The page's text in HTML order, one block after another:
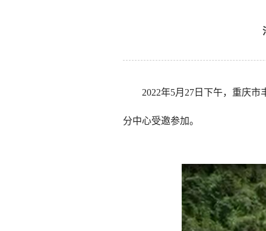
2022年5月27日下午，重庆
分中心受邀参加。